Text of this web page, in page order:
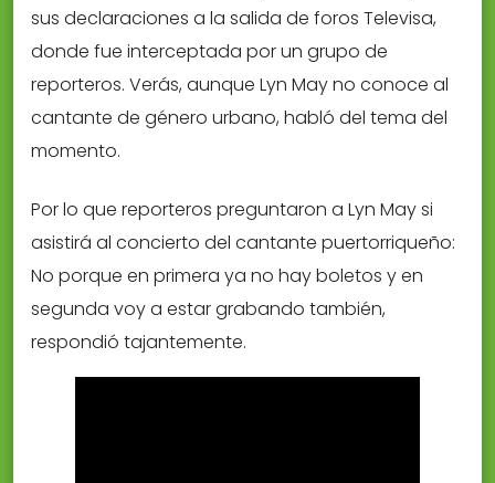
sus declaraciones a la salida de foros Televisa,
donde fue interceptada por un grupo de
reporteros. Verás, aunque Lyn May no conoce al
cantante de género urbano, habló del tema del
momento.
Por lo que reporteros preguntaron a Lyn May si
asistirá al concierto del cantante puertorriqueño:
No porque en primera ya no hay boletos y en
segunda voy a estar grabando también,
respondió tajantemente.